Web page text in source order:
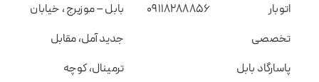
اتوبار
تخصصی
پاسارگاد بابل
09118288856
بابل – موزیرج ، خیابان
جدید آمل، مقابل
ترمینال، کوچه